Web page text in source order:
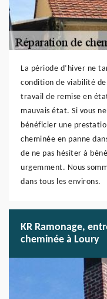
La période d’hiver ne
condition de viabilité
travail de remise en
mauvais état. Si vous
bénéficier une
cheminée en panne
de ne pas hésiter à
urgemment. Nous
dans tous les environs.
KR Ramonage,
cheminée à Loury